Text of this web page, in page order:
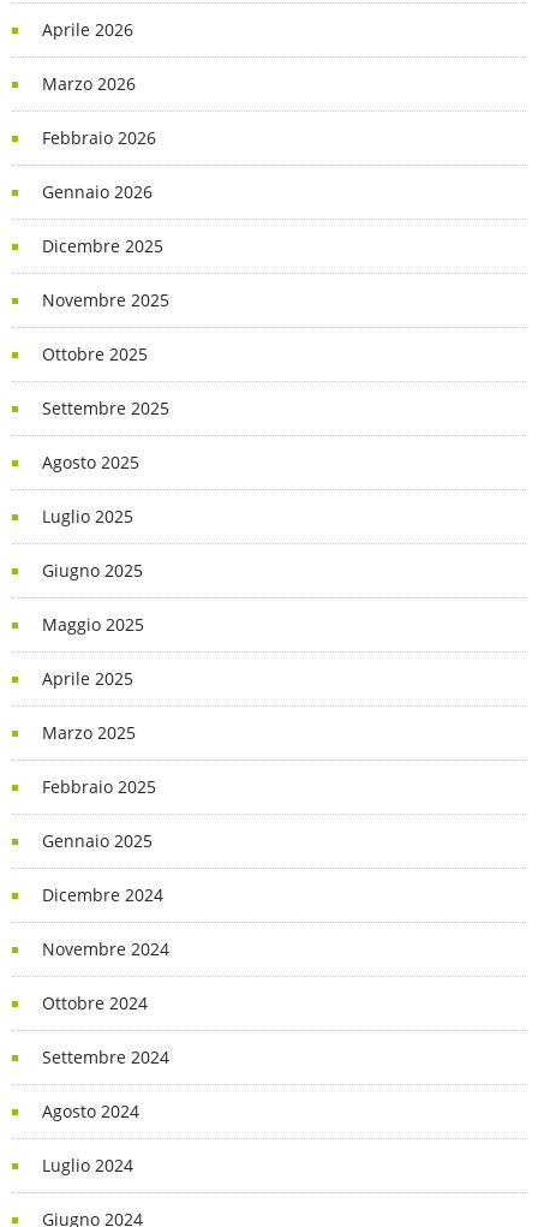
Aprile 2026
Marzo 2026
Febbraio 2026
Gennaio 2026
Dicembre 2025
Novembre 2025
Ottobre 2025
Settembre 2025
Agosto 2025
Luglio 2025
Giugno 2025
Maggio 2025
Aprile 2025
Marzo 2025
Febbraio 2025
Gennaio 2025
Dicembre 2024
Novembre 2024
Ottobre 2024
Settembre 2024
Agosto 2024
Luglio 2024
Giugno 2024